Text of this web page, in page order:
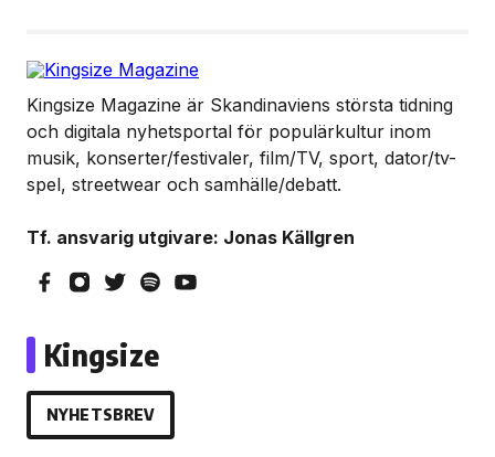
Kingsize Magazine är Skandinaviens största tidning
och digitala nyhetsportal för populärkultur inom
musik, konserter/festivaler, film/TV, sport, dator/tv-
spel, streetwear och samhälle/debatt.
Tf. ansvarig utgivare: Jonas Källgren
Kingsize
NYHETSBREV